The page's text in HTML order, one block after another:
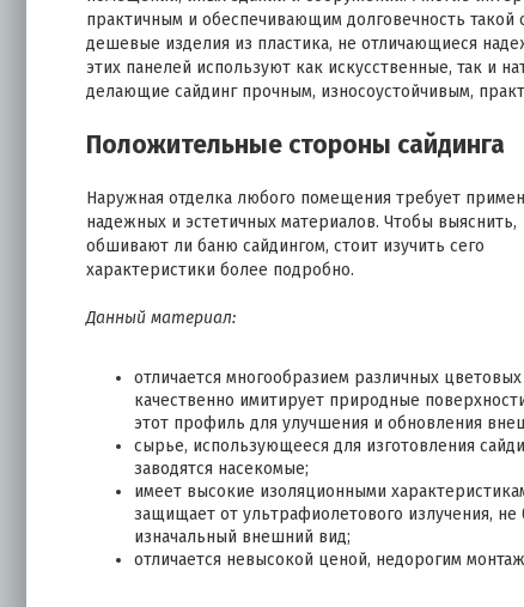
практичным и обеспечивающим долговечность
дешевые изделия из пластика, не отличающиеся
этих панелей используют как искусственные, так и
делающие сайдинг прочным, износоустойчивым,
Положительные стороны сайдинга
Наружная отделка любого помещения требует
надежных и эстетичных материалов. Чтобы выяснить,
обшивают ли баню сайдингом, стоит изучить сего
характеристики более подробно.
Данный материал:
отличается многообразием различных
качественно имитирует природные
этот профиль для улучшения и обновления
сырье, использующееся для изготовления
заводятся насекомые;
имеет высокие изоляционными
защищает от ультрафиолетового излучения,
изначальный внешний вид;
отличается невысокой ценой, недорогим